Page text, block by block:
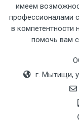
имеем
профессионалами
в компетентности
помочь вам
г. Мытищи,